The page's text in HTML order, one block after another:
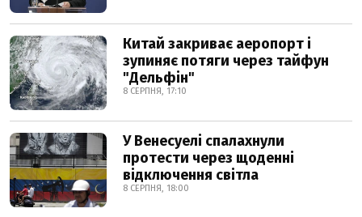
Китай закриває аеропорт і
зупиняє потяги через тайфун
"Дельфін"
8 СЕРПНЯ, 17:10
У Венесуелі спалахнули
протести через щоденні
відключення світла
8 СЕРПНЯ, 18:00